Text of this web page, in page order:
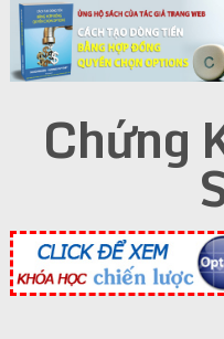
Chứng